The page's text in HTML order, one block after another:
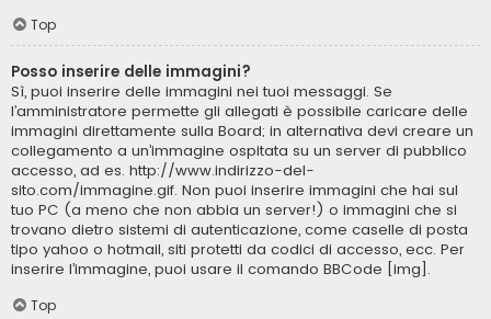
Top
Posso inserire delle immagini?
Sì, puoi inserire delle immagini nei tuoi messaggi. Se
l’amministratore permette gli allegati è possibile caricare delle
immagini direttamente sulla Board; in alternativa devi creare un
collegamento a un’immagine ospitata su un server di pubblico
accesso, ad es. http://www.indirizzo-del-
sito.com/immagine.gif. Non puoi inserire immagini che hai sul
tuo PC (a meno che non abbia un server!) o immagini che si
trovano dietro sistemi di autenticazione, come caselle di posta
tipo yahoo o hotmail, siti protetti da codici di accesso, ecc. Per
inserire l’immagine, puoi usare il comando BBCode [img].
Top